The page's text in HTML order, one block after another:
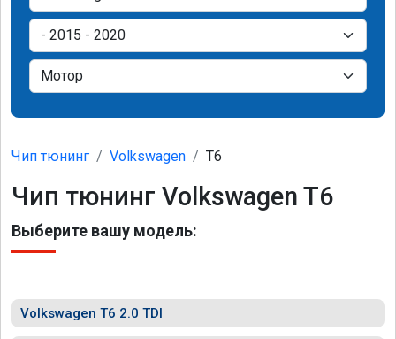
Чип тюнинг Volkswagen T6
Чип тюнинг Volkswagen T6
Выберите вашу модель:
Volkswagen T6 2.0 TDI